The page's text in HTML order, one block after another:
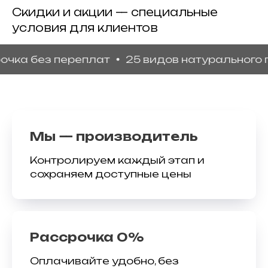
Скидки и акции — специальные
условия для клиентов
переплат 25 видов натурального
Мы — производитель
Контролируем каждый этап и
сохраняем доступные цены
Рассрочка 0%
Оплачивайте удобно, без